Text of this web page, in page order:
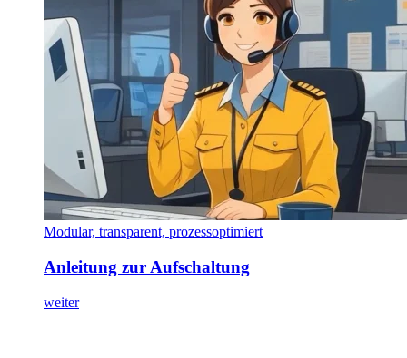
Modular, transparent, prozessoptimiert
Anleitung zur Aufschaltung
weiter